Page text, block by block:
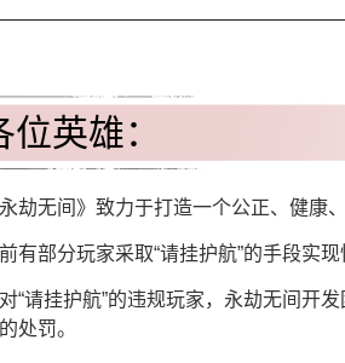
位英雄：
永劫无间》致力于打造一个公正、健康
有部分玩家采取“请挂护航”的手段实
“请挂护航”的违规玩家，永劫无间开
处罚。